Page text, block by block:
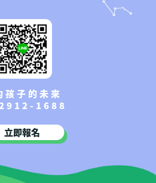
孩子的未來
1688
立即報名